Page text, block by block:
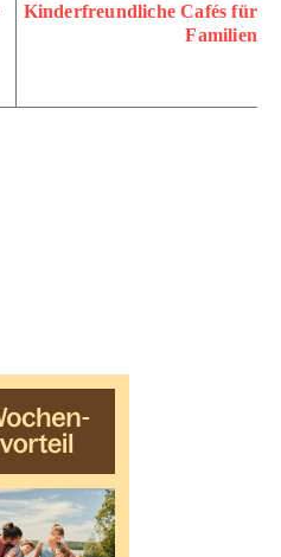
Kinderfreundliche Cafés für
Familien